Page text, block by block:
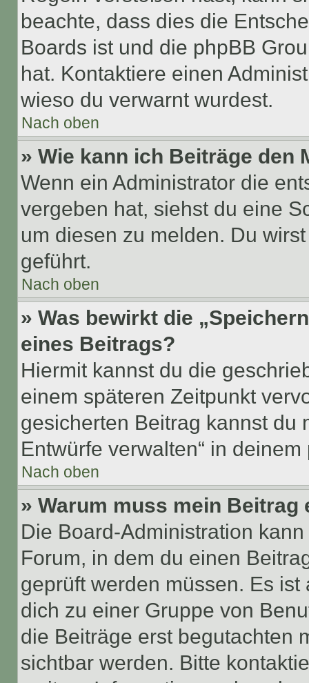
beachte, dass dies die
Boards ist und die phpBB
hat. Kontaktiere einen
wieso du verwarnt wurdest.
Nach oben
» Wie kann ich Beiträge den
Wenn ein Administrator die
vergeben hat, siehst du eine
um diesen zu melden. Du
geführt.
Nach oben
» Was bewirkt die
eines Beitrags?
Hiermit kannst du die
einem späteren Zeitpunkt
gesicherten Beitrag kannst du
Entwürfe verwalten“ in
Nach oben
» Warum muss mein
Die Board-Administration
Forum, in dem du einen
geprüft werden müssen. Es
dich zu einer Gruppe von
die Beiträge erst begutachten
sichtbar werden. Bitte